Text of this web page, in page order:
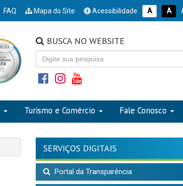
FAQ Mapa do Site Acessibilidade A A
BUSCA NO WEBSITE
Turismo e Comércio Fale Conosco
SERVIÇOS DIGITAIS
Portal da Transparência